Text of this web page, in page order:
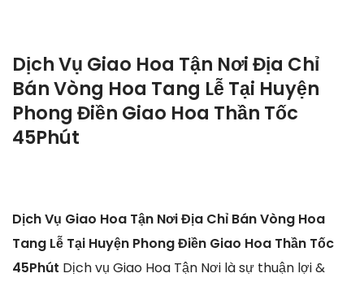
Dịch Vụ Giao Hoa Tận Nơi Địa Chỉ
Bán Vòng Hoa Tang Lễ Tại Huyện
Phong Điền Giao Hoa Thần Tốc
45Phút
Dịch Vụ Giao Hoa Tận Nơi Địa Chỉ Bán Vòng Hoa
Tang Lễ Tại Huyện Phong Điền Giao Hoa Thần Tốc
45Phút Dịch vụ Giao Hoa Tận Nơi là sự thuận lợi &